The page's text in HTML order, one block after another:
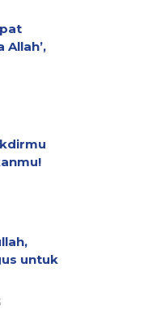
Allah’,
untuk